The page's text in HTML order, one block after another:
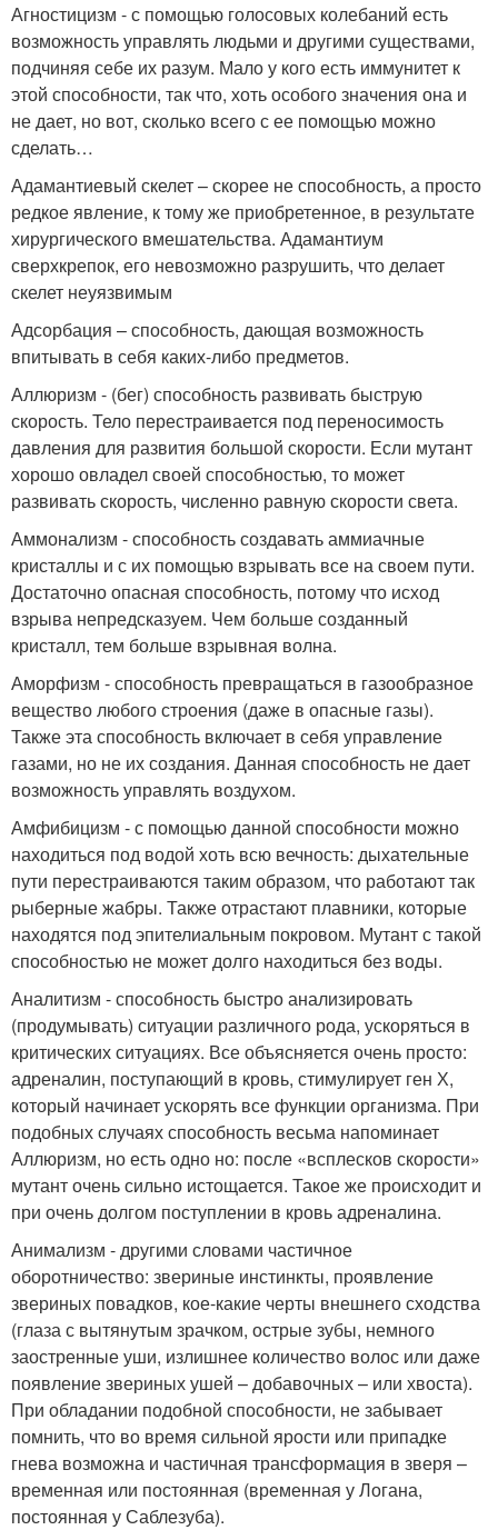
Агностицизм - с помощью голосовых колебаний есть
возможность управлять людьми и другими существами,
подчиняя себе их разум. Мало у кого есть иммунитет к
этой способности, так что, хоть особого значения она и
не дает, но вот, сколько всего с ее помощью можно
сделать…
Адамантиевый скелет – скорее не способность, а просто
редкое явление, к тому же приобретенное, в результате
хирургического вмешательства. Адамантиум
сверхкрепок, его невозможно разрушить, что делает
скелет неуязвимым
Адсорбация – способность, дающая возможность
впитывать в себя каких-либо предметов.
Аллюризм - (бег) способность развивать быструю
скорость. Тело перестраивается под переносимость
давления для развития большой скорости. Если мутант
хорошо овладел своей способностью, то может
развивать скорость, численно равную скорости света.
Аммонализм - способность создавать аммиачные
кристаллы и с их помощью взрывать все на своем пути.
Достаточно опасная способность, потому что исход
взрыва непредсказуем. Чем больше созданный
кристалл, тем больше взрывная волна.
Аморфизм - способность превращаться в газообразное
вещество любого строения (даже в опасные газы).
Также эта способность включает в себя управление
газами, но не их создания. Данная способность не дает
возможность управлять воздухом.
Амфибицизм - с помощью данной способности можно
находиться под водой хоть всю вечность: дыхательные
пути перестраиваются таким образом, что работают так
рыберные жабры. Также отрастают плавники, которые
находятся под эпителиальным покровом. Мутант с такой
способностью не может долго находиться без воды.
Аналитизм - способность быстро анализировать
(продумывать) ситуации различного рода, ускоряться в
критических ситуациях. Все объясняется очень просто:
адреналин, поступающий в кровь, стимулирует ген Х,
который начинает ускорять все функции организма. При
подобных случаях способность весьма напоминает
Аллюризм, но есть одно но: после «всплесков скорости»
мутант очень сильно истощается. Такое же происходит и
при очень долгом поступлении в кровь адреналина.
Анимализм - другими словами частичное
оборотничество: звериные инстинкты, проявление
звериных повадков, кое-какие черты внешнего сходства
(глаза с вытянутым зрачком, острые зубы, немного
заостренные уши, излишнее количество волос или даже
появление звериных ушей – добавочных – или хвоста).
При обладании подобной способности, не забывает
помнить, что во время сильной ярости или припадке
гнева возможна и частичная трансформация в зверя –
временная или постоянная (временная у Логана,
постоянная у Саблезуба).